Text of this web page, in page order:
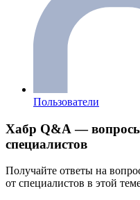
Пользователи
Хабр Q&A —
специалистов
Получайте ответы на
от специалистов в этой